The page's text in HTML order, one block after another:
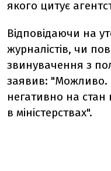
якого цитує
Відповідаючи на
журналістів, чи
звинувачення з
заявив: "Можливо.
негативно на стан
в міністерствах".